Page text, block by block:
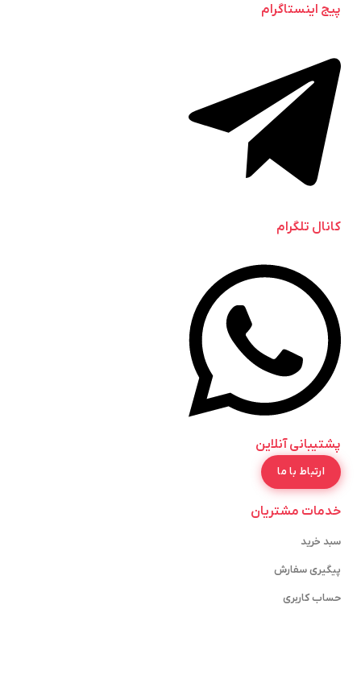
پیج اینستاگرام
کانال تلگرام
پشتیبانی آنلاین
ارتباط با ما
خدمات مشتریان
سبد خرید
پیگیری سفارش
حساب کاربری